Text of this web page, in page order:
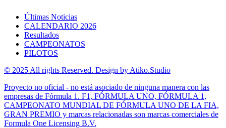
Últimas Noticias
CALENDARIO 2026
Resultados
CAMPEONATOS
PILOTOS
© 2025 All rights Reserved. Design by Atiko.Studio
Proyecto no oficial - no está asociado de ninguna manera con las
empresas de Fórmula 1. F1, FÓRMULA UNO, FÓRMULA 1,
CAMPEONATO MUNDIAL DE FÓRMULA UNO DE LA FIA,
GRAN PREMIO y marcas relacionadas son marcas comerciales de
Formula One Licensing B.V.